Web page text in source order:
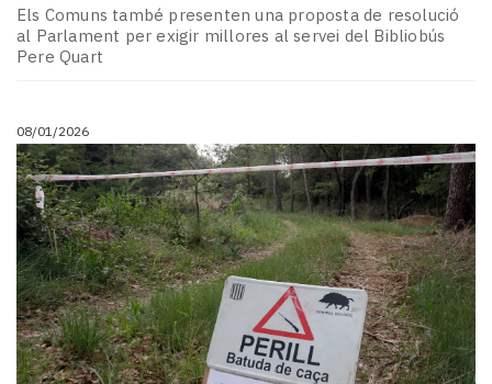
Els Comuns també presenten una proposta de resolució
al Parlament per exigir millores al servei del Bibliobús
Pere Quart
08/01/2026